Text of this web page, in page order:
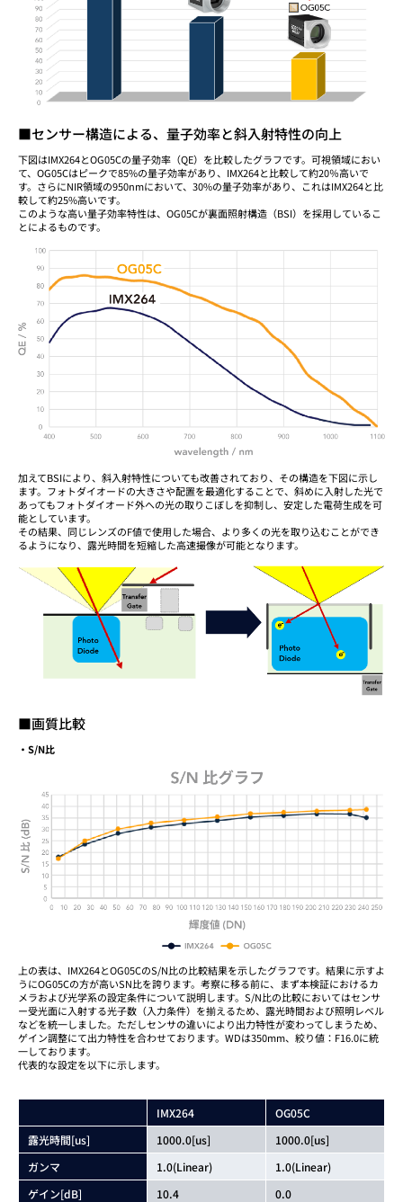
■センサー構造による、量子効率と斜入射特性の向上
下図はIMX264とOG05Cの量子効率（QE）を比較したグラフです。可視領域におい
て、OG05Cはピークで85%の量子効率があり、IMX264と比較して約20％高いで
す。さらにNIR領域の950nmにおいて、30%の量子効率があり、これはIMX264と比
較して約25%高いです。
このような高い量子効率特性は、OG05Cが裏面照射構造（BSI）を採用しているこ
とによるものです。
加えてBSIにより、斜入射特性についても改善されており、その構造を下図に示し
ます。フォトダイオードの大きさや配置を最適化することで、斜めに入射した光で
あってもフォトダイオード外への光の取りこぼしを抑制し、安定した電荷生成を可
能としています。
その結果、同じレンズのF値で使用した場合、より多くの光を取り込むことができ
るようになり、露光時間を短縮した高速撮像が可能となります。
■画質比較
・S/N比
上の表は、IMX264とOG05CのS/N比の比較結果を示したグラフです。結果に示すよ
うにOG05Cの方が高いSN比を誇ります。考察に移る前に、まず本検証におけるカ
メラおよび光学系の設定条件について説明します。S/N比の比較においてはセンサ
ー受光面に入射する光子数（入力条件）を揃えるため、露光時間および照明レベル
などを統一しました。ただしセンサの違いにより出力特性が変わってしまうため、
ゲイン調整にて出力特性を合わせております。WDは350mm、絞り値：F16.0に統
一しております。
代表的な設定を以下に示します。
IMX264
OG05C
露光時間[us]
1000.0[us]
1000.0[us]
ガンマ
1.0(Linear)
1.0(Linear)
ゲイン[dB]
10.4 0.0